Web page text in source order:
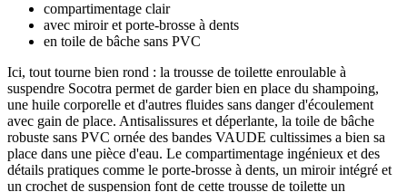
compartimentage clair
avec miroir et porte-brosse à dents
en toile de bâche sans PVC
Ici, tout tourne bien rond : la trousse de toilette enroulable à
suspendre Socotra permet de garder bien en place du shampoing,
une huile corporelle et d'autres fluides sans danger d'écoulement
avec gain de place. Antisalissures et déperlante, la toile de bâche
robuste sans PVC ornée des bandes VAUDE cultissimes a bien sa
place dans une pièce d'eau. Le compartimentage ingénieux et des
détails pratiques comme le porte-brosse à dents, un miroir intégré et
un crochet de suspension font de cette trousse de toilette un